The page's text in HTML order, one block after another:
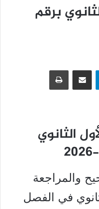
برقم
تيلقرام مشاركة عبر البريد طباعة
الثانوي
والمراجعة
في الفصل